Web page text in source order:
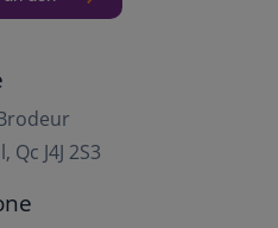
Qc J4J 2S3